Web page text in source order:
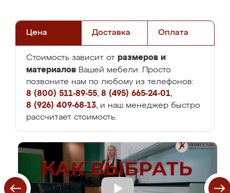
Цена Доставка Оплата
Стоимость зависит от размеров и
материалов Вашей мебели. Просто
позвоните нам по любому из телефонов:
8 (800) 511-89-55, 8 (495) 665-24-01,
8 (926) 409-68-13, и наш менеджер быстро
рассчитает стоимость.